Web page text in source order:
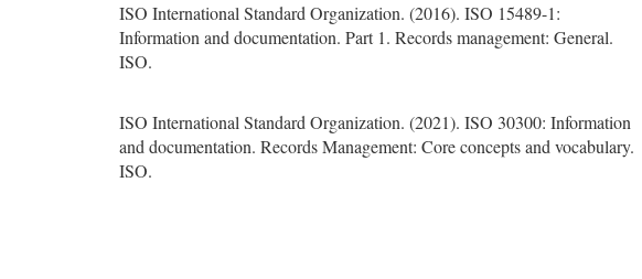
ISO International Standard Organization. (2016). ISO 15489-1:
Information and documentation. Part 1. Records management: General.
ISO.
ISO International Standard Organization. (2021). ISO 30300: Information
and documentation. Records Management: Core concepts and vocabulary.
ISO.